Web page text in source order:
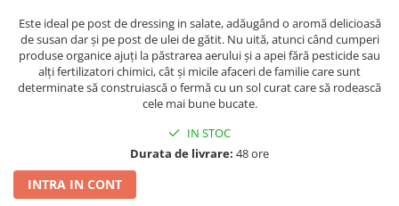
Este ideal pe post de dressing in salate, adăugând o aromă delicioasă
de susan dar și pe post de ulei de gătit. Nu uită, atunci când cumperi
produse organice ajuți la păstrarea aerului și a apei fără pesticide sau
alți fertilizatori chimici, cât și micile afaceri de familie care sunt
determinate să construiască o fermă cu un sol curat care să rodească
cele mai bune bucate.
IN STOC
Durata de livrare: 48 ore
INTRA IN CONT